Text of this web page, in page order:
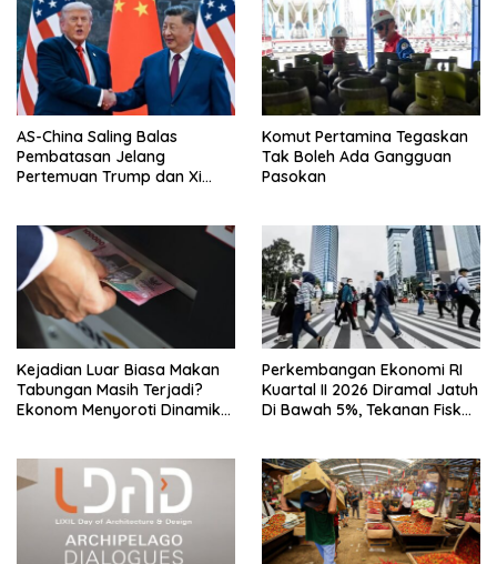
AS-China Saling Balas
Pembatasan Jelang
Pertemuan Trump dan Xi
Komut Pertamina Tegaskan
Tak Boleh Ada Gangguan
Pasokan
Kejadian Luar Biasa Makan
Tabungan Masih Terjadi?
Ekonom Menyoroti Dinamika
Perkembangan Ekonomi RI
Kuartal II 2026 Diramal Jatuh
Di Bawah 5%, Tekanan Fiskal